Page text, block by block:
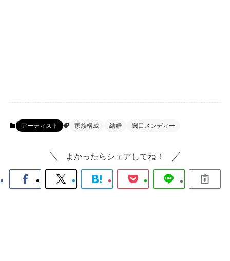
アーティスト 家族構成 結婚 関口メンディー
よかったらシェアしてね！